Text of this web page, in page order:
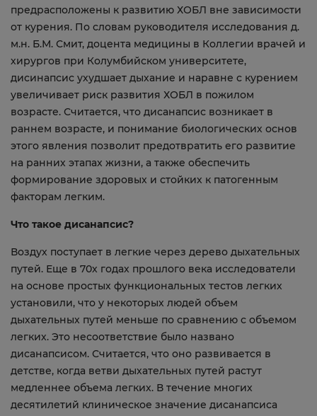
предрасположены к развитию ХОБЛ вне зависимости
от курения. По словам руководителя исследования д.
м.н. Б.М. Смит, доцента медицины в Коллегии врачей и
хирургов при Колумбийском университете,
дисинапсис ухудшает дыхание и наравне с курением
увеличивает риск развития ХОБЛ в пожилом
возрасте. Считается, что дисанапсис возникает в
раннем возрасте, и понимание биологических основ
этого явления позволит предотвратить его развитие
на ранних этапах жизни, а также обеспечить
формирование здоровых и стойких к патогенным
факторам легким.
Что такое дисанапсис?
Воздух поступает в легкие через дерево дыхательных
путей. Еще в 70х годах прошлого века исследователи
на основе простых функциональных тестов легких
установили, что у некоторых людей объем
дыхательных путей меньше по сравнению с объемом
легких. Это несоответствие было названо
дисанапсисом. Считается, что оно развивается в
детстве, когда ветви дыхательных путей растут
медленнее объема легких. В течение многих
десятилетий клиническое значение дисанапсиса